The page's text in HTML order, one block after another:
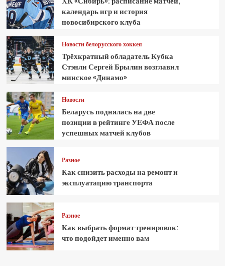
календарь игр и история
новосибирского клуба
Новости белорусского хоккея
Трёхкратный обладатель Кубка
Стэнли Сергей Брылин возглавил
минское «Динамо»
Новости
Беларусь поднялась на две
позиции в рейтинге УЕФА после
успешных матчей клубов
Разное
Как снизить расходы на ремонт и
эксплуатацию транспорта
Разное
Как выбрать формат тренировок:
что подойдет именно вам